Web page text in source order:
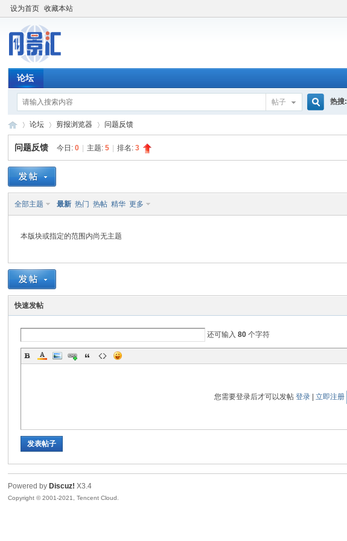
设为首页 收藏本站
论坛
帖子 热搜:
景
»
论坛
›
剪报浏览器 问题反馈
问题反馈 今日:0 主题:5 排名:3
全部主题 最新 热门 热帖 精华 更多
本版块或指定的范围内尚无主题
快速发帖
还可输入80 个字符
您需要登录后才可以发帖 登录| 立即注册
发表帖子
Powered by Discuz! X3.4
Copyright © 2001-2021, Tencent Cloud.